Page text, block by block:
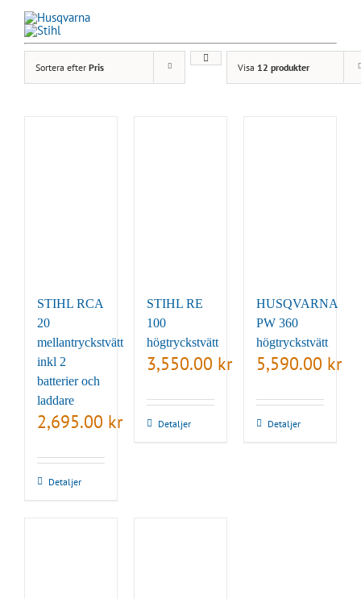
Sortera efter Pris Visa 12 produkter
STIHL RCA
20
mellantryckstvätt
inkl 2
batterier och
laddare
2,695.00 kr
Detaljer
STIHL RE
100
högtryckstvätt
3,550.00 kr
Detaljer
HUSQVARNA
PW 360
högtryckstvätt
5,590.00 kr
Detaljer